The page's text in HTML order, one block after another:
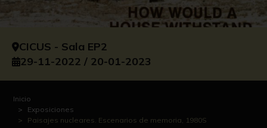
CICUS - Sala EP2
29-11-2022 / 20-01-2023
Inicio
Exposiciones
Paisajes nucleares. Escenarios de memoria, 1980S